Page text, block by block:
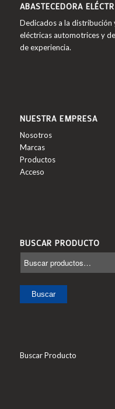
ABASTECEDORA
Dedicados a la distribución
eléctricas automotrices y
de experiencia.
NUESTRA EMPRESA
Nosotros
Marcas
Productos
Acceso
BUSCAR PRODUCTO
Buscar
Buscar Producto